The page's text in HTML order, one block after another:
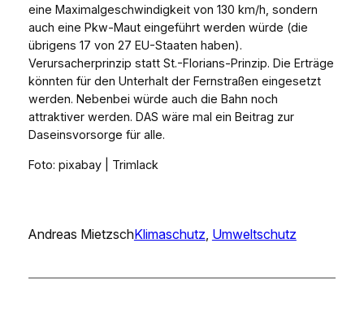
eine Maximalgeschwindigkeit von 130 km/h, sondern
auch eine Pkw-Maut eingeführt werden würde (die
übrigens 17 von 27 EU-Staaten haben).
Verursacherprinzip statt St.-Florians-Prinzip. Die Erträge
könnten für den Unterhalt der Fernstraßen eingesetzt
werden. Nebenbei würde auch die Bahn noch
attraktiver werden. DAS wäre mal ein Beitrag zur
Daseinsvorsorge für alle.
Foto: pixabay | Trimlack
Andreas MietzschKlimaschutz Umweltschutz